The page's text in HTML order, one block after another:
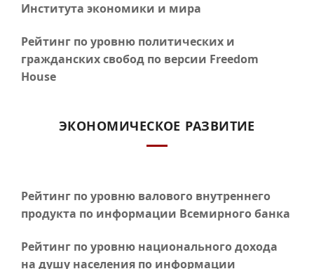
Института экономики и мира
Рейтинг по уровню политических и
гражданских свобод по версии Freedom
House
ЭКОНОМИЧЕСКОЕ РАЗВИТИЕ
Рейтинг по уровню валового внутреннего
продукта по информации Всемирного банка
Рейтинг по уровню национального дохода
на душу населения по информации